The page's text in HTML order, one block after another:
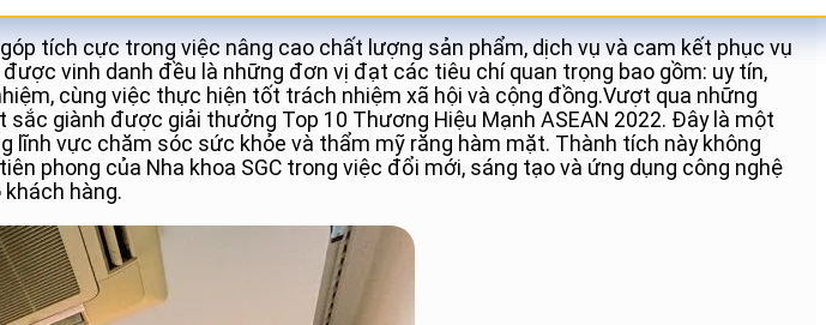
tích cực trong việc nâng cao chất lượng sản phẩm, dịch vụ và cam kết phục vụ
vinh danh đều là những đơn vị đạt các tiêu chí quan trọng bao gồm: uy tín,
cùng việc thực hiện tốt trách nhiệm xã hội và cộng đồng.Vượt qua những
giành được giải thưởng Top 10 Thương Hiệu Mạnh ASEAN 2022. Đây là một
lĩnh vực chăm sóc sức khỏe và thẩm mỹ răng hàm mặt. Thành tích này không
phong của Nha khoa SGC trong việc đổi mới, sáng tạo và ứng dụng công nghệ
hàng.